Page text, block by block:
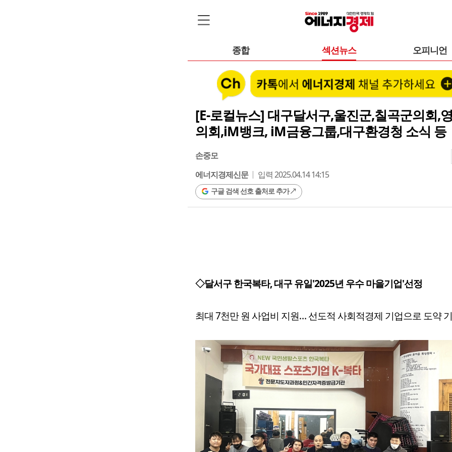
종합 섹션뉴스 오피니언
[E-로컬뉴스] 대구달서구,울진군,칠곡군의회,
의회,iM뱅크, iM금융그룹,대구환경청 소식 등
손중모
에너지경제신문
입력 2025.04.14 14:15
구글 검색 선호 출처로 추가
◇달서구 한국복타, 대구 유일'2025년 우수 마을기업'선정
최대 7천만 원 사업비 지원… 선도적 사회적경제 기업으로 도약